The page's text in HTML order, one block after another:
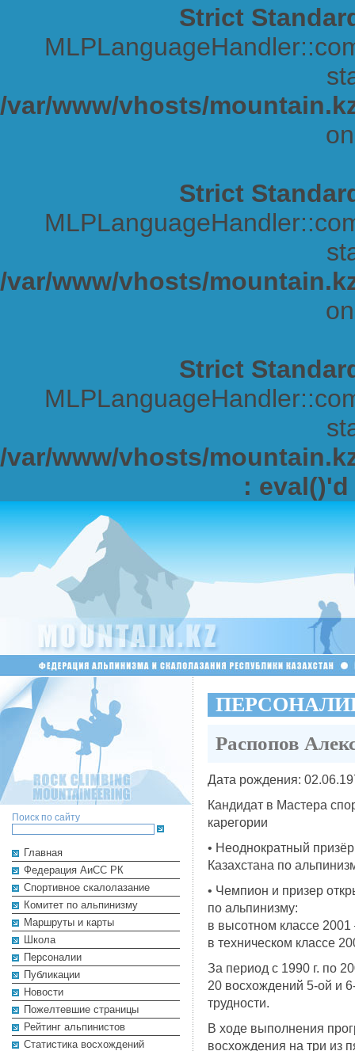
Strict
/var/www/vhosts/
Strict
/var/www/vhosts/
Strict
/var/www/vhosts/
:
Поиск по сайту
Главная
Федерация АиСС РК
Cпортивное скалолазание
Комитет по альпинизму
Маршруты и карты
Школа
Персоналии
Публикации
Новости
Пожелтевшие страницы
Рейтинг альпинистов
Cтатистика восхождений
Распопов
Дата рождения:
Кандидат в Мастера
карегории
• Неоднократный
Казахстана по
• Чемпион и призер
по альпинизму:
в высотном классе 2001
в техническом классе
За период с 1990 г. по
20 восхождений 5-ой и
трудности.
В ходе выполнения
восхождения на три из